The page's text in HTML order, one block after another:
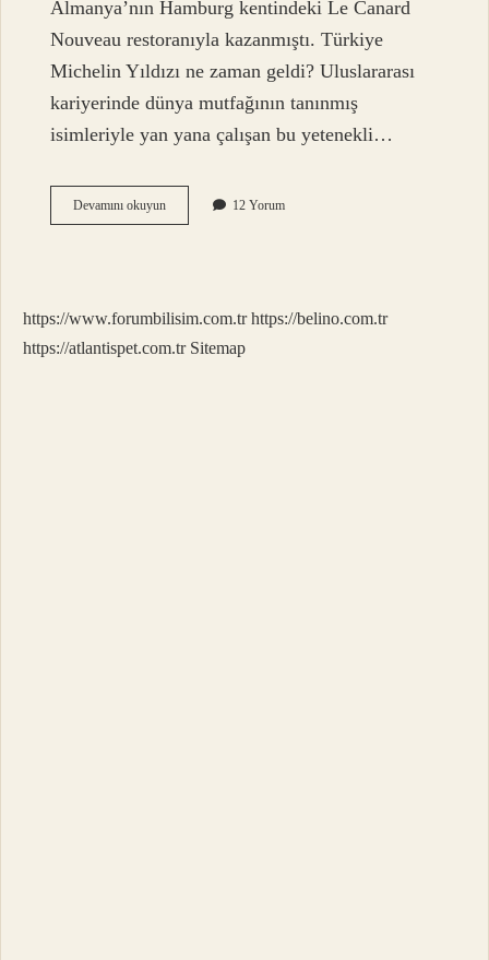
Almanya’nın Hamburg kentindeki Le Canard
Nouveau restoranıyla kazanmıştı. Türkiye
Michelin Yıldızı ne zaman geldi? Uluslararası
kariyerinde dünya mutfağının tanınmış
isimleriyle yan yana çalışan bu yetenekli…
Devamını okuyunTürkiyede
Michel
12 Yorum
https://www.forumbilisim.com.tr https://belino.com.tr
https://atlantispet.com.tr Sitemap